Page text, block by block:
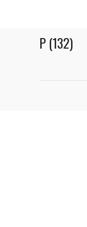
P (132)